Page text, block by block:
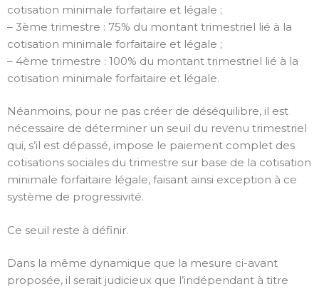
cotisation minimale forfaitaire et légale ;
– 3ème trimestre : 75% du montant trimestriel lié à la
cotisation minimale forfaitaire et légale ;
– 4ème trimestre : 100% du montant trimestriel lié à la
cotisation minimale forfaitaire et légale.
Néanmoins, pour ne pas créer de déséquilibre, il est
nécessaire de déterminer un seuil du revenu trimestriel
qui, s’il est dépassé, impose le paiement complet des
cotisations sociales du trimestre sur base de la cotisation
minimale forfaitaire légale, faisant ainsi exception à ce
système de progressivité.
Ce seuil reste à définir.
Dans la même dynamique que la mesure ci-avant
proposée, il serait judicieux que l’indépendant à titre